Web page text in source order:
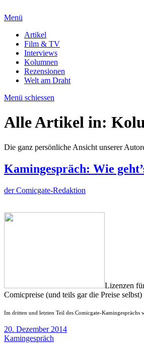
Menü
Artikel
Film & TV
Interviews
Kolumnen
Rezensionen
Welt am Draht
Menü schiessen
Alle Artikel in:
Die ganz persönliche Ansicht unserer
Kamingespräch: Wie
der Comicgate-Redaktion
Lizenzen
Comicpreise (und teils gar die Preise
Im dritten und letzten Teil des Comicgate-Kamingesprächs
20. Dezember 2014
Kamingespräch